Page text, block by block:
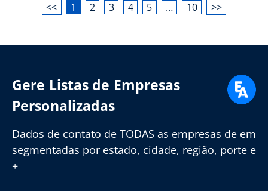
<< 1 2 3 4 5 … 10 >>
Gere Listas de Empresas
Personalizadas
Dados de contato de TODAS as empresas de em
segmentadas por estado, cidade, região, porte e
+